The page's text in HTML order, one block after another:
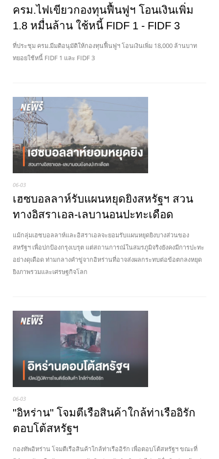
ครม.ไฟเขียวกองทุนฟื้นฟูฯ โอนเงินเพิ่ม
1.8 หมื่นล้าน ใช้หนี้ FIDF 1 - FIDF 3
ที่ประชุม ครม.มีมติอนุมัติให้กองทุนฟื้นฟูฯ โอนเงินเพิ่ม 18,000 ล้านบาท
ทยอยใช้หนี้ FIDF 1 และ FIDF 3
06-03
เฮซบอลลาห์รับแผนหยุดยิงสหรัฐฯ สวน
ทางอิสราเอล-เลบานอนปะทะเดือด
แม้กลุ่มเฮซบอลลาห์และอิสราเอลจะยอมรับแผนหยุดยิงบางส่วนของ
สหรัฐฯ เพื่อปกป้องกรุงเบรุต แต่สถานการณ์ในสมรภูมิจริงยังคงมีการปะทะ
อย่างดุเดือด ท่ามกลางคำขู่จากอิหร่านที่อาจส่งผลกระทบต่อข้อตกลงหยุด
ยิงภาพรวมและเศรษฐกิจโลก
06-03
"อิหร่าน" โจมตีเรือสินค้าใกล้ท่าเรืออิรัก
ตอบโต้สหรัฐฯ
กองทัพอิหร่าน โจมตีเรือสินค้าใกล้ท่าเรืออิรัก เพื่อตอบโต้สหรัฐฯ ขณะที่